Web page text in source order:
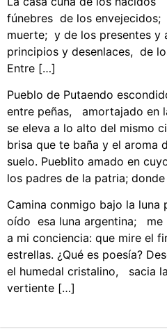
fúnebres de los envejecidos;
muerte; y de los presentes
principios y desenlaces, de
Entre […]
Pueblo de Putaendo
entre peñas, amortajado en
se eleva a lo alto del mismo
brisa que te baña y el aroma
suelo. Pueblito amado en
los padres de la patria;
Camina conmigo bajo la luna
oído esa luna argentina; me
a mi conciencia: que mire el
estrellas. ¿Qué es poesía?
el humedal cristalino, sacia
vertiente […]